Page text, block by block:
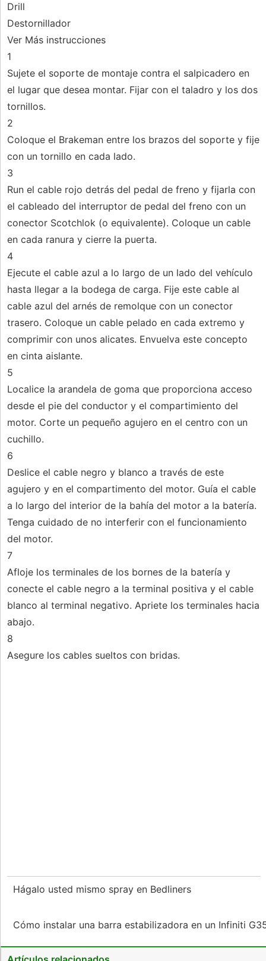
Drill
Destornillador
Ver Más instrucciones
1
Sujete el soporte de montaje contra el salpicadero en
el lugar que desea montar. Fijar con el taladro y los dos
tornillos.
2
Coloque el Brakeman entre los brazos del soporte y fije
con un tornillo en cada lado.
3
Run el cable rojo detrás del pedal de freno y fijarla con
el cableado del interruptor de pedal del freno con un
conector Scotchlok (o equivalente). Coloque un cable
en cada ranura y cierre la puerta.
4
Ejecute el cable azul a lo largo de un lado del vehículo
hasta llegar a la bodega de carga. Fije este cable al
cable azul del arnés de remolque con un conector
trasero. Coloque un cable pelado en cada extremo y
comprimir con unos alicates. Envuelva este concepto
en cinta aislante.
5
Localice la arandela de goma que proporciona acceso
desde el pie del conductor y el compartimiento del
motor. Corte un pequeño agujero en el centro con un
cuchillo.
6
Deslice el cable negro y blanco a través de este
agujero y en el compartimento del motor. Guía el cable
a lo largo del interior de la bahía del motor a la batería.
Tenga cuidado de no interferir con el funcionamiento
del motor.
7
Afloje los terminales de los bornes de la batería y
conecte el cable negro a la terminal positiva y el cable
blanco al terminal negativo. Apriete los terminales hacia
abajo.
8
Asegure los cables sueltos con bridas.
Hágalo usted mismo spray en Bedliners
Cómo instalar una barra estabilizadora en un Infiniti